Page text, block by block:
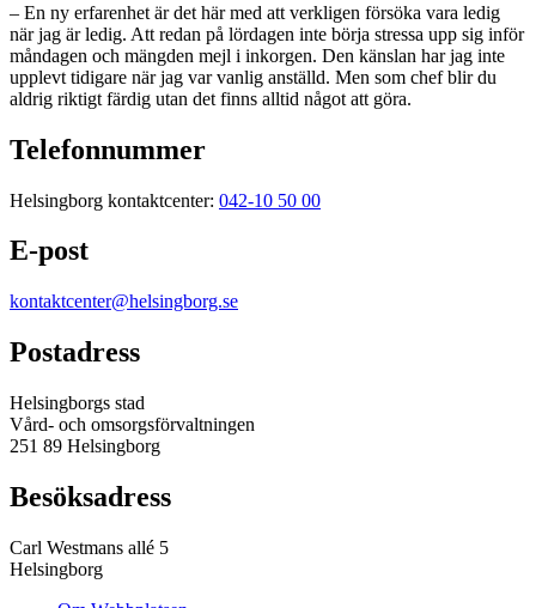
– En ny erfarenhet är det här med att verkligen försöka vara ledig
när jag är ledig. Att redan på lördagen inte börja stressa upp sig inför
måndagen och mängden mejl i inkorgen. Den känslan har jag inte
upplevt tidigare när jag var vanlig anställd. Men som chef blir du
aldrig riktigt färdig utan det finns alltid något att göra.
Telefonnummer
Helsingborg kontaktcenter: 042-10 50 00
E-post
kontaktcenter@helsingborg.se
Postadress
Helsingborgs stad
Vård- och omsorgsförvaltningen
251 89 Helsingborg
Besöksadress
Carl Westmans allé 5
Helsingborg